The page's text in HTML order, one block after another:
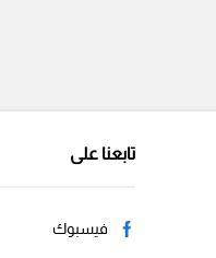
تابعنا على
فيسبوك